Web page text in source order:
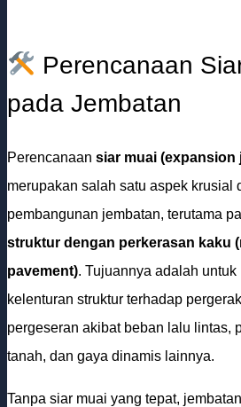
Perencanaan
pada Jembatan
Perencanaan siar muai (expansion
merupakan salah satu aspek krusial
pembangunan jembatan, terutama
struktur dengan perkerasan kaku
pavement). Tujuannya adalah untuk
kelenturan struktur terhadap
pergeseran akibat beban lalu lintas,
tanah, dan gaya dinamis lainnya.
Tanpa siar muai yang tepat,